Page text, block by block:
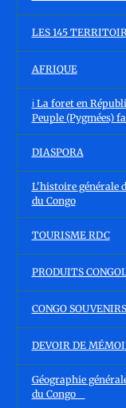
LES 145
AFRIQUE
ℹ️ La foret en
Peuple (Pygmées)
DIASPORA
L'histoire générale
du Congo
TOURISME RDC
PRODUITS
CONGO SOUVENIRS
DEVOIR DE
Géographie
du Congo